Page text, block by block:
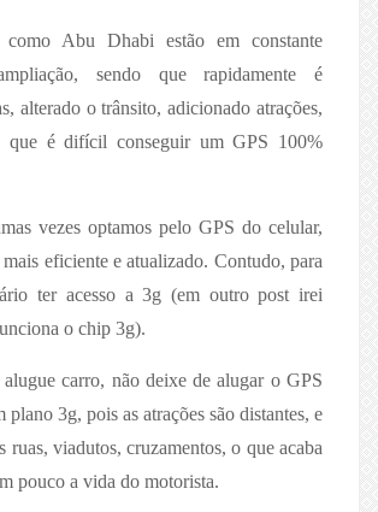
Abu Dhabi estão em constante
sendo que rapidamente é
alterado o trânsito, adicionado atrações,
que é difícil conseguir um GPS 100%
vezes optamos pelo GPS do celular,
eficiente e atualizado. Contudo, para
ter acesso a 3g (em outro post irei
o chip 3g).
carro, não deixe de alugar o GPS
3g, pois as atrações são distantes, e
ruas, viadutos, cruzamentos, o que acaba
pouco a vida do motorista.